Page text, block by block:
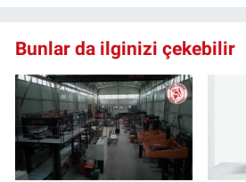
Bunlar da ilginizi çekebilir